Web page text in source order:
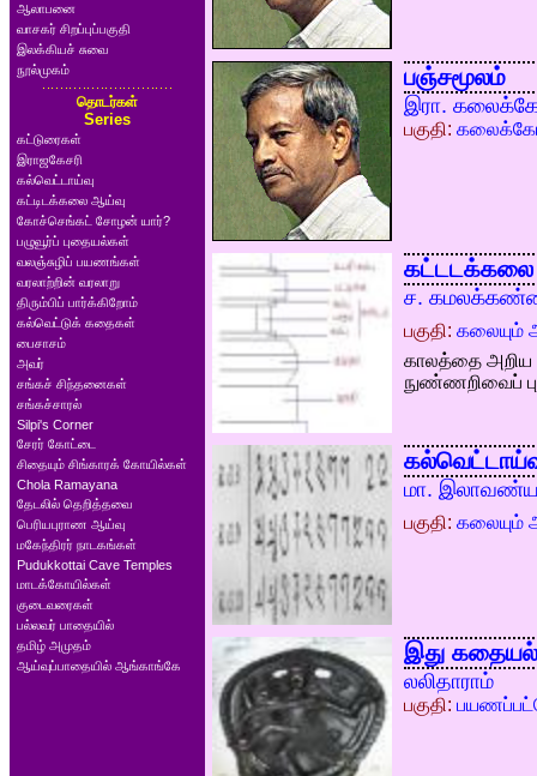
ஆலாபனை
வாசகர் சிறப்புப்பகுதி
இலக்கியச் சுவை
நூல்முகம்
தொடர்கள்
Series
கட்டுரைகள்
இராஜகேசரி
கல்வெட்டாய்வு
கட்டிடக்கலை ஆய்வு
கோச்செங்கட் சோழன் யார்?
பழுவூர்ப் புதையல்கள்
வலஞ்சுழிப் பயணங்கள்
வரலாற்றின் வரலாறு
திரும்பிப் பார்க்கிறோம்
கல்வெட்டுக் கதைகள்
பைசாசம்
அவர்
சங்கச் சிந்தனைகள்
சங்கச்சாரல்
Silpi's Corner
சேரர் கோட்டை
சிதையும் சிங்காரக் கோயில்கள்
Chola Ramayana
தேடலில் தெறித்தவை
பெரியபுராண ஆய்வு
மகேந்திரர் நாடகங்கள்
Pudukkottai Cave Temples
மாடக்கோயில்கள்
குடைவரைகள்
பல்லவர் பாதையில்
தமிழ் அமுதம்
ஆய்வுப்பாதையில் ஆங்காங்கே
பஞ்சமூலம்
இரா.
பகுதி:
கட்டடக்கலை
ச.
பகுதி: கலையும்
காலத்தை அறிய
நுண்ணறிவைப்
மா.
பகுதி: கலையும்
இது
லலிதாராம்
பகுதி: